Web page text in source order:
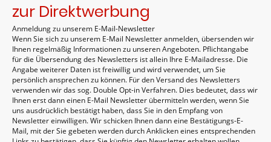
zur Direktwerbung
Anmeldung zu unserem E-Mail-Newsletter
Wenn Sie sich zu unserem E-Mail Newsletter anmelden, übersenden wir
Ihnen regelmäßig Informationen zu unseren Angeboten. Pflichtangabe
für die Übersendung des Newsletters ist allein Ihre E-Mailadresse. Die
Angabe weiterer Daten ist freiwillig und wird verwendet, um Sie
persönlich ansprechen zu können. Für den Versand des Newsletters
verwenden wir das sog. Double Opt-in Verfahren. Dies bedeutet, dass wir
Ihnen erst dann einen E-Mail Newsletter übermitteln werden, wenn Sie
uns ausdrücklich bestätigt haben, dass Sie in den Empfang von
Newsletter einwilligen. Wir schicken Ihnen dann eine Bestätigungs-E-
Mail, mit der Sie gebeten werden durch Anklicken eines entsprechenden